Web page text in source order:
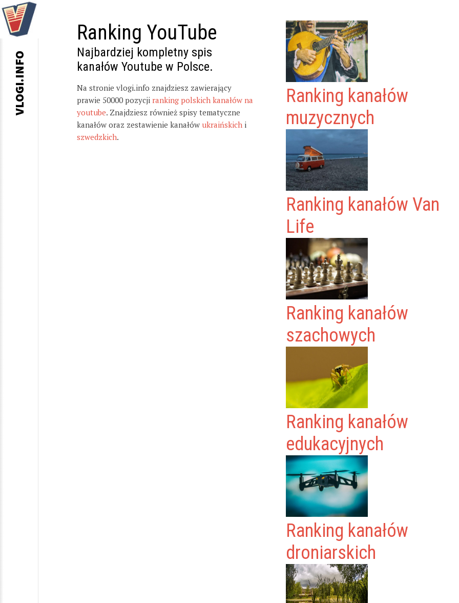
Ranking YouTube
Najbardziej kompletny spis
kanałów Youtube w Polsce.
Na stronie vlogi.info znajdziesz zawierający
prawie 50000 pozycji ranking polskich kanałów na
youtube. Znajdziesz również spisy tematyczne
kanałów oraz zestawienie kanałów ukraińskich i
szwedzkich.
Ranking kanałów
muzycznych
Ranking kanałów Van
Life
Ranking kanałów
szachowych
Ranking kanałów
edukacyjnych
Ranking kanałów
droniarskich
VLOGI.INFO